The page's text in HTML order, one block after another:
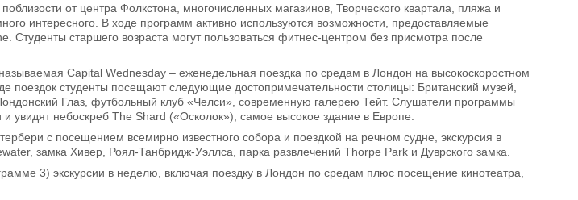
от центра Фолкстона, многочисленных магазинов, Творческого квартала, пляжа и
интересного. В ходе программ активно используются возможности, предоставляемые
Студенты старшего возраста могут пользоваться фитнес-центром без присмотра после
Capital Wednesday – еженедельная поездка по средам в Лондон на высокоскоростном
поездок студенты посещают следующие достопримечательности столицы: Британский музей,
Глаз, футбольный клуб «Челси», современную галерею Тейт. Слушатели программы
увидят небоскреб The Shard («Осколок»), самое высокое здание в Европе.
с посещением всемирно известного собора и поездкой на речном судне, экскурсия в
замка Хивер, Роял-Танбридж-Уэллса, парка развлечений Thorpe Park и Дуврского замка.
3) экскурсии в неделю, включая поездку в Лондон по средам плюс посещение кинотеатра,